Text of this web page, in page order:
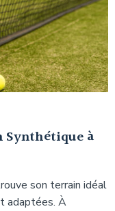
Synthétique à
son terrain idéal
adaptées. À